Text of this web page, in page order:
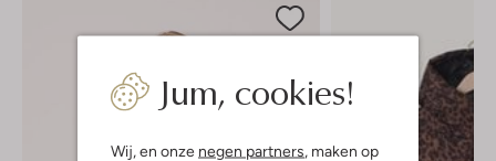
Jum, cookies!
Wij, en onze negen partners, maken op